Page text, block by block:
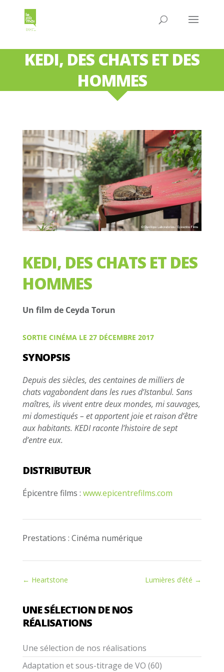
KEDI, DES CHATS ET DES
HOMMES
KEDI, DES CHATS ET DES
HOMMES
Un film de Ceyda Torun
SORTIE CINÉMA LE 27 DÉCEMBRE 2017
SYNOPSIS
Depuis des siècles, des centaines de milliers de
chats vagabondent dans les rues d’Istanbul. Sans
maîtres, ils vivent entre deux mondes, mi sauvages,
mi domestiqués – et apportent joie et raison d’être
aux habitants. KEDI raconte l’histoire de sept
d’entre eux.
DISTRIBUTEUR
Épicentre films : www.epicentrefilms.com
Prestations : Cinéma numérique
← Heartstone Lumières d’été →
UNE SÉLECTION DE NOS
RÉALISATIONS
Une sélection de nos réalisations
Adaptation et sous-titrage de VO (60)